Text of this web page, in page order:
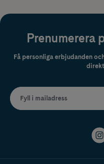
Prenumerera
Få personliga erbjudanden
Fyll i mailadress